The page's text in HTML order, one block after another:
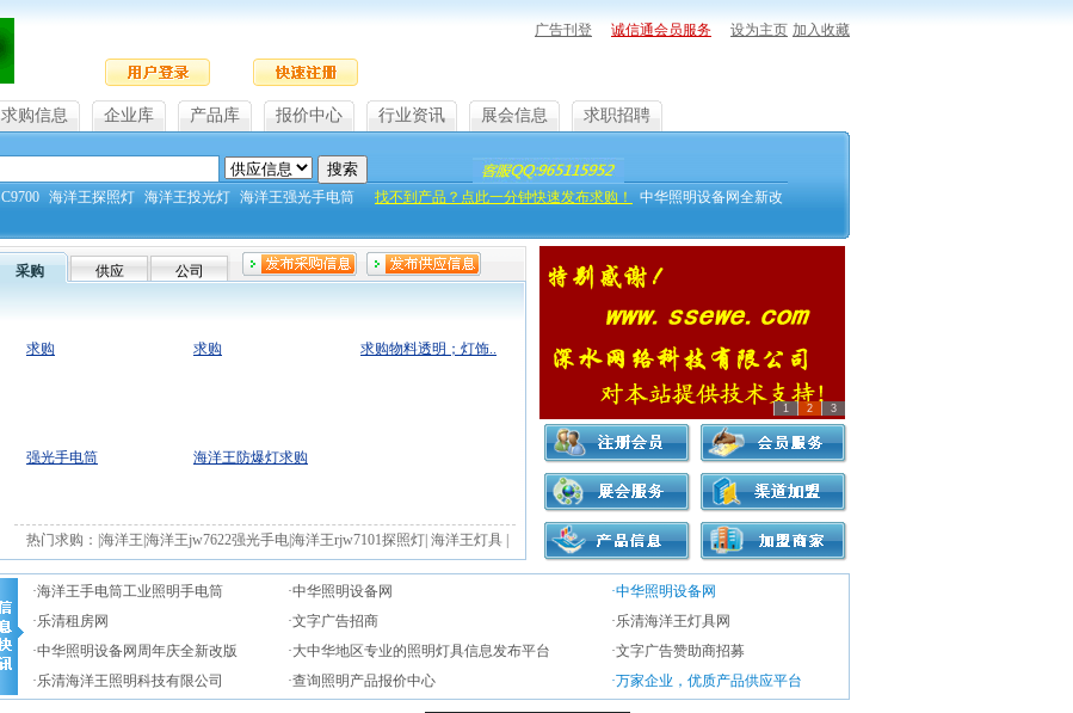
广告刊登 诚信通会员服务 设为主页 加入收藏
求购信息 企业库 产品库 报价中心 行业资讯 展会信息 求职招聘
海洋王探照灯 海洋王投光灯 海洋王强光手电筒 找不到产品？点此一分钟快速发布求购！
中华照明设备网全新改
采购 供应 公司
求购 求购 求购物料透明；灯饰..
强光手电筒 海洋王防爆灯求购
热门求购：|海洋王|海洋王jw7622强光手电|海洋王rjw7101探照灯| 海洋王灯具 |
海洋王道路灯|海洋王强光手电筒|海洋王探照灯|海洋王手电筒价格报价|海洋王
投光灯|海洋王防爆灯具| 海洋王灯具价格|海洋王防爆手电筒|乐清海洋王|
1 2 3
·海洋王手电筒工业照明手电筒 ·中华照明设备网
·中华照明设备网
·乐清租房网
·文字广告招商
·乐清海洋王灯具网
·中华照明设备网周年庆全新改版
·大中华地区专业的照明灯具信息发布平台
·文字广告赞助商招募
·乐清海洋王照明科技有限公司
·查询照明产品报价中心 ·万家企业，优质产品供应平台